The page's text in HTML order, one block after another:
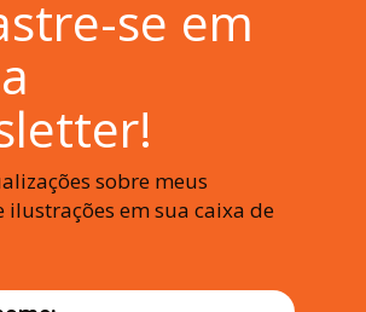
se em
sobre meus
ilustrações em sua caixa de